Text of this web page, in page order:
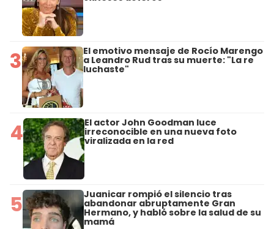
3 El emotivo mensaje de Rocío Marengo
a Leandro Rud tras su muerte: "La re
luchaste"
4 El actor John Goodman luce
irreconocible en una nueva foto
viralizada en la red
5 Juanicar rompió el silencio tras
abandonar abruptamente Gran
Hermano, y habló sobre la salud de su
mamá